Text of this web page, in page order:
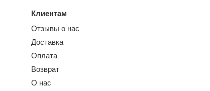
Клиентам
Отзывы о нас
Доставка
Оплата
Возврат
О нас